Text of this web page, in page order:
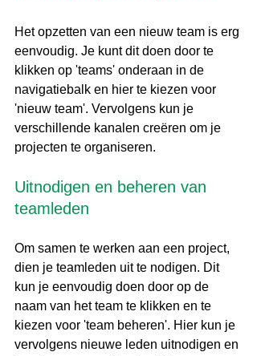
Het opzetten van een nieuw team is erg
eenvoudig. Je kunt dit doen door te
klikken op 'teams' onderaan in de
navigatiebalk en hier te kiezen voor
'nieuw team'. Vervolgens kun je
verschillende kanalen creëren om je
projecten te organiseren.
Uitnodigen en beheren van
teamleden
Om samen te werken aan een project,
dien je teamleden uit te nodigen. Dit
kun je eenvoudig doen door op de
naam van het team te klikken en te
kiezen voor 'team beheren'. Hier kun je
vervolgens nieuwe leden uitnodigen en